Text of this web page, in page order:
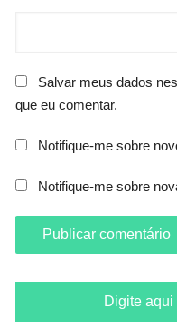
Salvar meus dados
que eu comentar.
Notifique-me sobre
Notifique-me sobre
Digite aqui